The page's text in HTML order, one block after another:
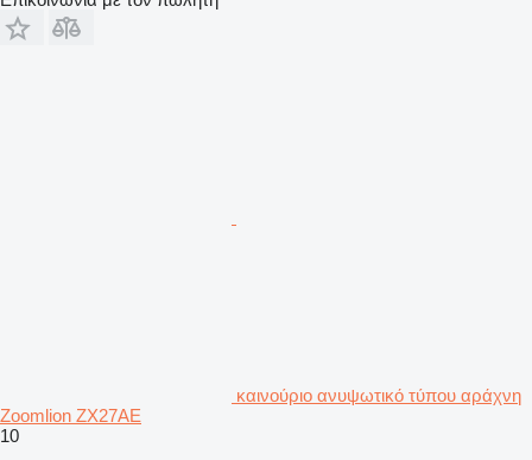
καινούριο ανυψωτικό τύπου αράχνη
Zoomlion ZX27AE
10